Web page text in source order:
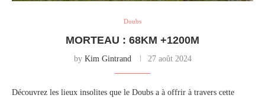
Doubs
MORTEAU : 68KM +1200M
by Kim Gintrand 27 août 2024
Découvrez les lieux insolites que le Doubs a à offrir à travers cette